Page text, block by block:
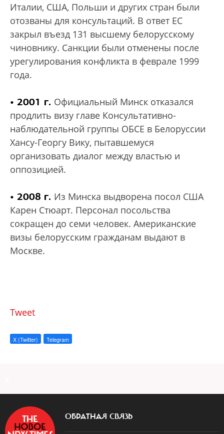
Италии, США, Польши и других стран были
отозваны для консультаций. В ответ ЕС
закрыл въезд 131 высшему белорусскому
чиновнику. Санкции были отменены после
урегулирования конфликта в феврале 1999
года.
• 2001 г. Официальный Минск отказался
продлить визу главе Консультативно-
наблюдательной группы ОБСЕ в Белоруссии
Хансу-Георгу Вику, пытавшемуся
организовать диалог между властью и
оппозицией.
• 2008 г. Из Минска выдворена посол США
Карен Стюарт. Персонал посольства
сокращен до семи человек. Американские
визы белорусским гражданам выдают в
Москве.
Tweet
X (Twitter) Telegram
ОБРАТНАЯ СВЯЗЬ